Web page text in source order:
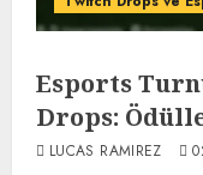
Esports
Drops:
LUCAS RAMIREZ